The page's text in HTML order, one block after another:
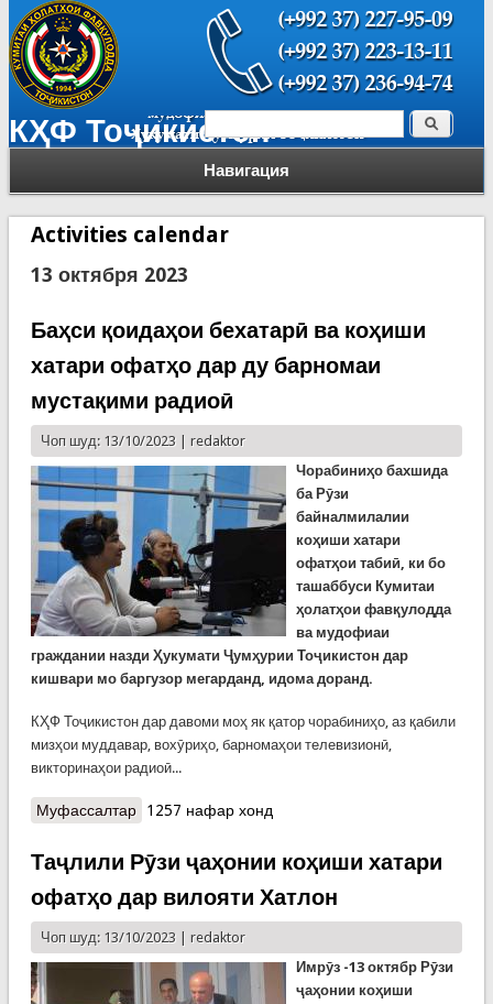
КҲФ Тоҷикистон
Навигация
Форма поиска Поиск
Activities calendar
13 октября 2023
Баҳси қоидаҳои бехатарӣ ва коҳиши
хатари офатҳо дар ду барномаи
мустақими радиоӣ
Чоп шуд: 13/10/2023 | redaktor
Чорабиниҳо бахшида
ба Рӯзи
байналмилалии
коҳиши хатари
офатҳои табиӣ, ки бо
ташаббуси Кумитаи
ҳолатҳои фавқулодда
ва мудофиаи
граждании назди Ҳукумати Ҷумҳурии Тоҷикистон дар
кишвари мо баргузор мегарданд, идома доранд.
КҲФ Тоҷикистон дар давоми моҳ як қатор чорабиниҳо, аз қабили
мизҳои муддавар, вохӯриҳо, барномаҳои телевизионӣ,
викторинаҳои радиоӣ...
Муфассалтаро Баҳси қоидаҳои бехатарӣ ва коҳиши хатари
1257 нафар хонд
Таҷлили Рӯзи ҷаҳонии коҳиши хатари
офатҳо дар вилояти Хатлон
Чоп шуд: 13/10/2023 | redaktor
Имрӯз -13 октябрРӯзи
ҷаҳонии коҳиши